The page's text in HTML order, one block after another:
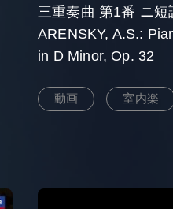
三重奏曲 第1番 ニ
ARENSKY, A.S.:
in D Minor, Op. 32
動画 室内楽